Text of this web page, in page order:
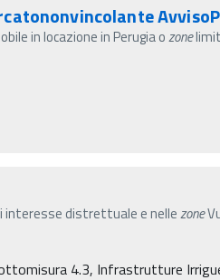
in locazione in Perugia ozone
interesse distrettuale e nellezone
4.3, Infrastrutture